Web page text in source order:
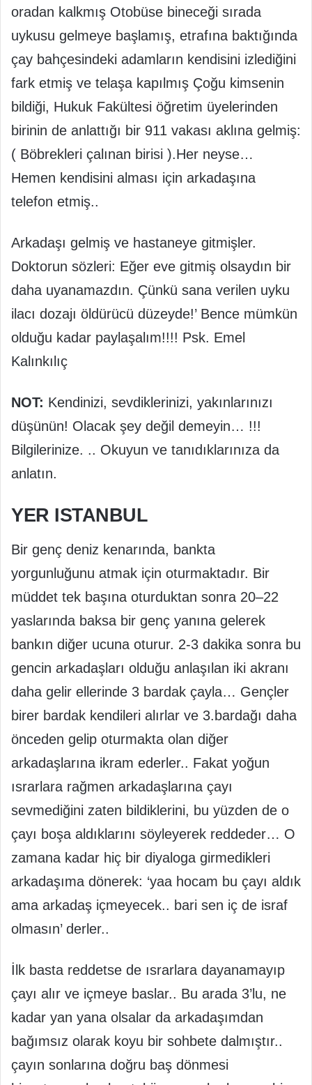
oradan kalkmış Otobüse bineceği sırada
uykusu gelmeye başlamış, etrafına baktığında
çay bahçesindeki adamların kendisini izlediğini
fark etmiş ve telaşa kapılmış Çoğu kimsenin
bildiği, Hukuk Fakültesi öğretim üyelerinden
birinin de anlattığı bir 911 vakası aklına gelmiş:
( Böbrekleri çalınan birisi ).Her neyse…
Hemen kendisini alması için arkadaşına
telefon etmiş..
Arkadaşı gelmiş ve hastaneye gitmişler.
Doktorun sözleri: Eğer eve gitmiş olsaydın bir
daha uyanamazdın. Çünkü sana verilen uyku
ilacı dozajı öldürücü düzeyde!’ Bence mümkün
olduğu kadar paylaşalım!!!! Psk. Emel
Kalınkılıç
NOT: Kendinizi, sevdiklerinizi, yakınlarınızı
düşünün! Olacak şey değil demeyin… !!!
Bilgilerinize. .. Okuyun ve tanıdıklarınıza da
anlatın.
YER ISTANBUL
Bir genç deniz kenarında, bankta
yorgunluğunu atmak için oturmaktadır. Bir
müddet tek başına oturduktan sonra 20–22
yaslarında baksa bir genç yanına gelerek
bankın diğer ucuna oturur. 2-3 dakika sonra bu
gencin arkadaşları olduğu anlaşılan iki akranı
daha gelir ellerinde 3 bardak çayla… Gençler
birer bardak kendileri alırlar ve 3.bardağı daha
önceden gelip oturmakta olan diğer
arkadaşlarına ikram ederler.. Fakat yoğun
ısrarlara rağmen arkadaşlarına çayı
sevmediğini zaten bildiklerini, bu yüzden de o
çayı boşa aldıklarını söyleyerek reddeder… O
zamana kadar hiç bir diyaloga girmedikleri
arkadaşıma dönerek: ‘yaa hocam bu çayı aldık
ama arkadaş içmeyecek.. bari sen iç de israf
olmasın’ derler..
İlk basta reddetse de ısrarlara dayanamayıp
çayı alır ve içmeye baslar.. Bu arada 3’lu, ne
kadar yan yana olsalar da arkadaşımdan
bağımsız olarak koyu bir sohbete dalmıştır..
çayın sonlarına doğru baş dönmesi